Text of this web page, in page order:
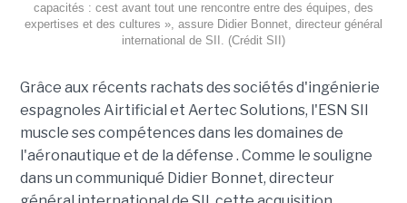
capacités : cest avant tout une rencontre entre des équipes, des
expertises et des cultures », assure Didier Bonnet, directeur général
international de SII. (Crédit SII)
Grâce aux récents rachats des sociétés d'ingénierie
espagnoles Airtificial et Aertec Solutions, l'ESN SII
muscle ses compétences dans les domaines de
l'aéronautique et de la défense . Comme le souligne
dans un communiqué Didier Bonnet, directeur